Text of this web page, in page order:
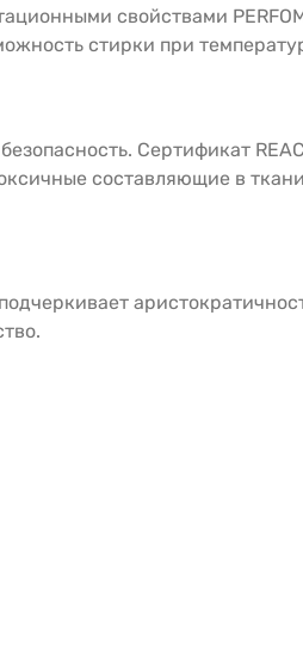
свойствами
стирки при
Сертификат
составляющие в